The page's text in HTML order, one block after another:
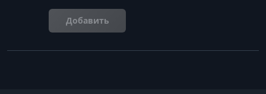
Добавить